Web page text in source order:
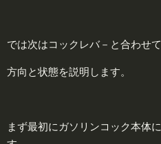
では次はコックレバ－と合わせ
方向と状態を説明します。
まず最初にガソリンコック本体